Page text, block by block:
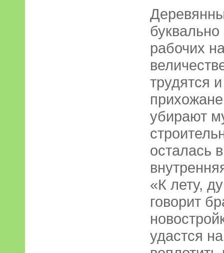
рабочих
трудятся
убирают
осталась
«К лету,
говорит
удастся